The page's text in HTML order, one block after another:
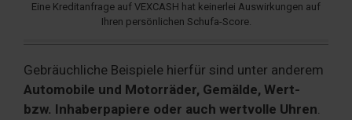
Eine Kreditanfrage auf VEXCASH hat keinerlei Auswirkungen auf
Ihren persönlichen Schufa-Score.
Gebräuchliche Beispiele hierfür sind unter anderem
Automobile und Motorräder, Gemälde, Wert-
bzw. Inhaberpapiere oder auch wertvolle Uhren.